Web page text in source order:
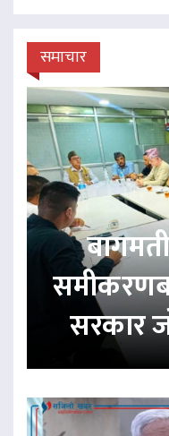
समाचार
सरकार